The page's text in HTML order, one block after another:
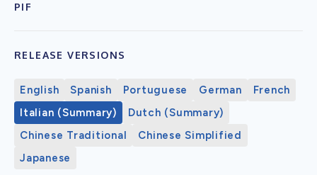
PIF
RELEASE VERSIONS
English Spanish Portuguese German
French
Italian (Summary)
Dutch (Summary)
Chinese Traditional
Chinese Simplified
Japanese